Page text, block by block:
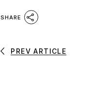
SHARE
PREV ARTICLE